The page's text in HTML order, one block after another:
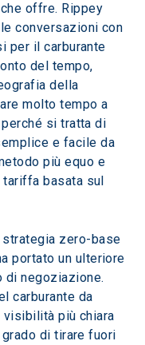
offre. Rippey
conversazioni con
per il carburante
del tempo,
della
molto tempo a
si tratta di
e facile da
più equo e
basata sul
strategia zero-base
portato un ulteriore
di negoziazione.
carburante da
più chiara
di tirare fuori